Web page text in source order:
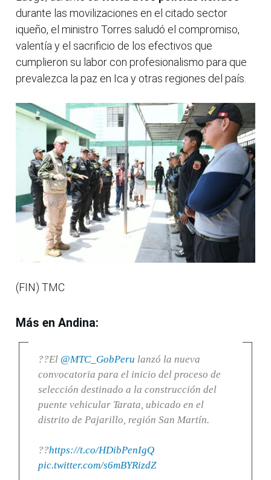
durante las movilizaciones en el citado sector
iqueño, el ministro Torres saludó el compromiso,
valentía y el sacrificio de los efectivos que
cumplieron su labor con profesionalismo para que
prevalezca la paz en Ica y otras regiones del país.
(FIN) TMC
Más en Andina:
??El @MTC_GobPeru lanzó la nueva
convocatoria para el inicio del proceso de
selección destinado a la construcción del
puente vehicular Tarata, ubicado en el
distrito de Pajarillo, región San Martín.
??https://t.co/HDibPenIgQ
pic.twitter.com/s6mBYRizdZ